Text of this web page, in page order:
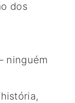
dos
ninguém